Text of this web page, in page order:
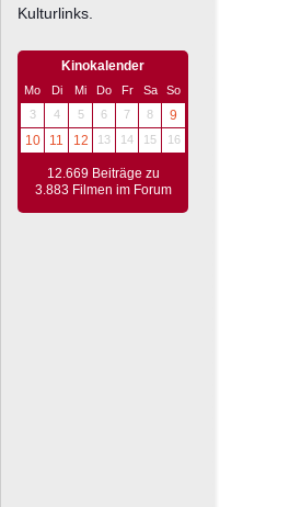
Kulturlinks.
Kinokalender
Mo Di Mi Do Fr Sa
So
3
4 5 6 7 8
9
10
11 12 13 14 15 16
12.669 Beiträge zu
3.883 Filmen im Forum